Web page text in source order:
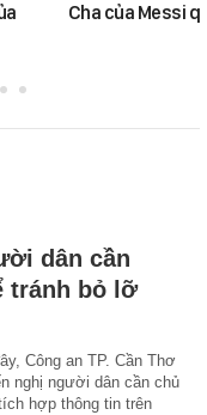
Cha của Messi
dân cần
tránh bỏ lỡ
Công an TP. Cần Thơ
nghị người dân cần chủ
hợp thông tin trên